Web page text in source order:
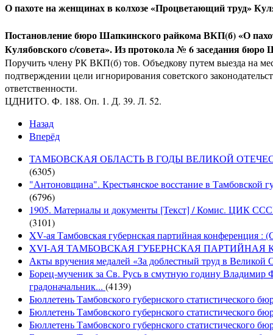
О пахоте на женщинах в колхозе «Процветающий труд»
Постановление бюро Шапкинского райкома ВКП(б) «О
Кулябовского с/совета». Из протокола № 6 заседания
Поручить члену РК ВКП(б) тов. Объедкову путем выезда на
подтверждении цели игнорирования советского
ответственности.
ЦДНИТО. Ф. 188. Оп. 1. Д. 39. Л. 52.
Назад
Вперёд
ТАМБОВСКАЯ ОБЛАСТЬ В ГОДЫ ВЕЛИКОЙ
(6305)
"Антоновщина". Крестьянское восстание в Тамбовской
(6796)
1905. Материалы и документы [Текст] / Комис. ЦИК
(3101)
XV-ая Тамбовская губернская партийная конференция :
XVI-АЯ ТАМБОВСКАЯ ГУБЕРНСКАЯ ПАРТИЙНАЯ
Акты вручения медалей «За доблестный труд в Великой
Борец-мученик за Св. Русь в смутную годину
градоначальник... (4139)
Бюллетень Тамбовского губернского статистического
Бюллетень Тамбовского губернского статистического
Бюллетень Тамбовского губернского статистического